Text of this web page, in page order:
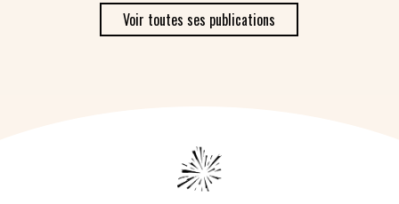
Voir toutes ses publications